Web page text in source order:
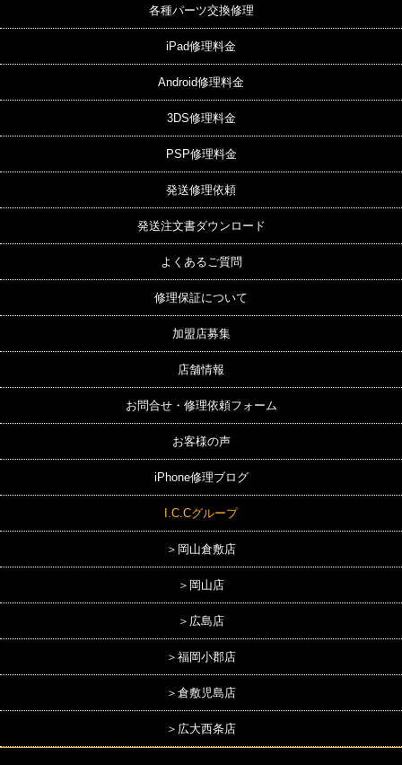
各種パーツ交換修理
iPad修理料金
Android修理料金
3DS修理料金
PSP修理料金
発送修理依頼
発送注文書ダウンロード
よくあるご質問
修理保証について
加盟店募集
店舗情報
お問合せ・修理依頼フォーム
お客様の声
iPhone修理ブログ
I.C.Cグループ
＞岡山倉敷店
＞岡山店
＞広島店
＞福岡小郡店
＞倉敷児島店
＞広大西条店